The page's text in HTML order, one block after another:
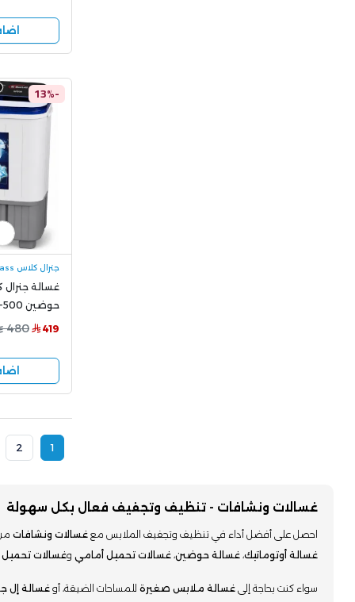
-13%
جنرال كلاس General Class
حوضين XP-500
419
480
1
2
غسالات ونشافات - تنظيف وتجفيف فعال بكل سهولة
احصل على أفضل أداء في تنظيف وتجفيف الملابس مع غسالات ونشافات
غسالة أوتوماتيك، غسالة حوضين، غسالات تحميل أمامي وغسالات
سواء كنت بحاجة إلى غسالة ملابس صغيرة للمساحات الضيقة، أو غسالة إل